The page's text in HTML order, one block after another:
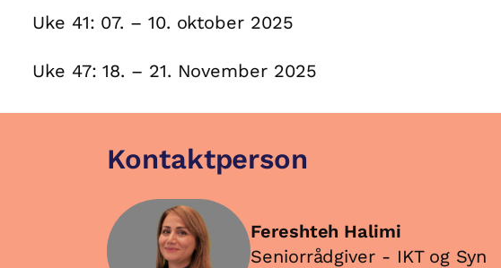
Uke 41: 07. – 10. oktober 2025
Uke 47: 18. – 21. November 2025
Kontaktperson
Fereshteh Halimi
Seniorrådgiver - IKT og Syn